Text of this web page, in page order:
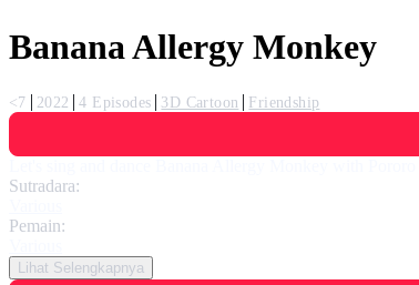
Banana Allergy Monkey
<7 2022 4 Episodes 3D Cartoon
Friendship
Sutradara:
Pemain:
Lihat Selengkapnya